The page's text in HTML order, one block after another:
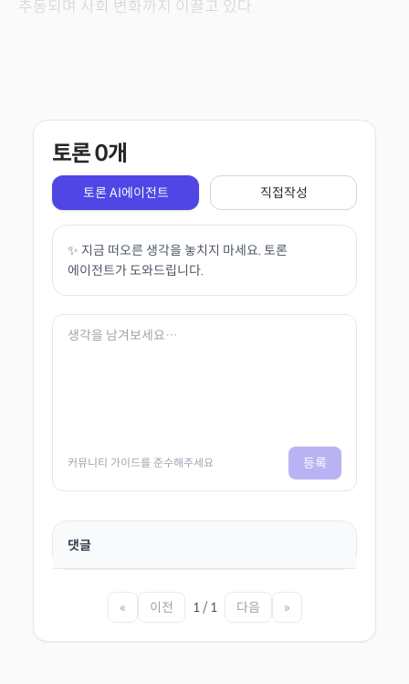
추동되며 사회 변화까지 이끌고 있다.
토론0개
토론 AI에이전트 직접작성
✨ 지금 떠오른 생각을 놓치지 마세요. 토론
에이전트가 도와드립니다.
커뮤니티 가이드를 준수해주세요 등록
댓글
« 이전 1 / 1 다음 »